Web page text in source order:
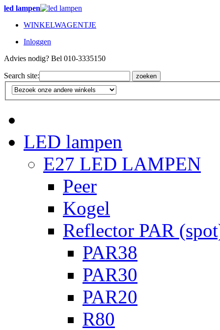
led lampen
WINKELWAGENTJE
Inloggen
Advies nodig? Bel 010-3335150
Search site: zoeken
LED lampen
E27 LED LAMPEN
Peer
Kogel
Reflector PAR
PAR38
PAR30
PAR20
R80